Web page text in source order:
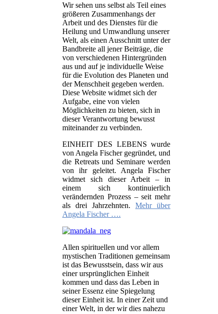
Wir sehen uns selbst als Teil eines
größeren Zusammenhangs der
Arbeit und des Dienstes für die
Heilung und Umwandlung unserer
Welt, als einen Ausschnitt unter der
Bandbreite all jener Beiträge, die
von verschiedenen Hintergründen
aus und auf je individuelle Weise
für die Evolution des Planeten und
der Menschheit gegeben werden.
Diese Website widmet sich der
Aufgabe, eine von vielen
Möglichkeiten zu bieten, sich in
dieser Verantwortung bewusst
miteinander zu verbinden.
EINHEIT DES LEBENS wurde
von Angela Fischer gegründet, und
die Retreats und Seminare werden
von ihr geleitet. Angela Fischer
widmet sich dieser Arbeit – in
einem sich kontinuierlich
verändernden Prozess – seit mehr
als drei Jahrzehnten.Mehr über
Angela Fischer ….
Allen spirituellen und vor allem
mystischen Traditionen gemeinsam
ist das Bewusstsein, dass wir aus
einer ursprünglichen Einheit
kommen und dass das Leben in
seiner Essenz eine Spiegelung
dieser Einheit ist. In einer Zeit und
einer Welt, in der wir dies nahezu